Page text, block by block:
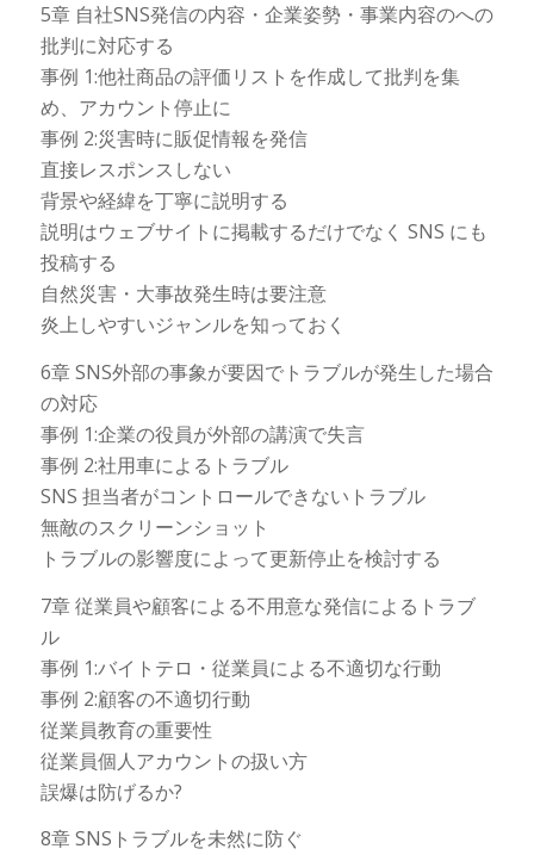
5章 自社SNS発信の内容・企業姿勢・事業内容のへの
批判に対応する
事例 1:他社商品の評価リストを作成して批判を集
め、アカウント停止に
事例 2:災害時に販促情報を発信
直接レスポンスしない
背景や経緯を丁寧に説明する
説明はウェブサイトに掲載するだけでなく SNS にも
投稿する
自然災害・大事故発生時は要注意
炎上しやすいジャンルを知っておく
6章 SNS外部の事象が要因でトラブルが発生した場合
の対応
事例 1:企業の役員が外部の講演で失言
事例 2:社用車によるトラブル
SNS 担当者がコントロールできないトラブル
無敵のスクリーンショット
トラブルの影響度によって更新停止を検討する
7章 従業員や顧客による不用意な発信によるトラブ
ル
事例 1:バイトテロ・従業員による不適切な行動
事例 2:顧客の不適切行動
従業員教育の重要性
従業員個人アカウントの扱い方
誤爆は防げるか?
8章 SNSトラブルを未然に防ぐ